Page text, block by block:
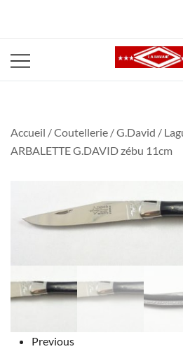
Accueil /Coutellerie /G.David /
ARBALETTE G.DAVID zébu 11cm
Previous